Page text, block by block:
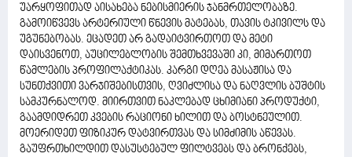
უარყოფითად აისახება ნებისმიერის ჯანმრთელობაზე.
გამოიწვევს არტერიული წნევის მატებას, თავის ტკივილს და
უგუნებობას. ეცადეთ არ გადაიტვირთოთ და მეტი
დაისვენოთ, აუცილებლობის შემთხვევაში კი, მიმართოთ
წამლების პროფილაქტიკას. კარგი დღეა მასაჟისა და
სუნთქვითი ვარჯიშებისთვის, ღვიძლისა და ნაღვლის ბუშტის
სამკურნალოდ. მიირთვით ნაკლებად ცხიმიანი პროდუქტი,
გაამდიდრეთ კვების რაციონი ხილით და ბოსტნეულით.
მოერიდეთ ფიზიკურ დატვირთვას და სიმძიმის აწევას.
გაუფრთხილდით დასუსტებულ ფილტვებს და ბრონქებს,